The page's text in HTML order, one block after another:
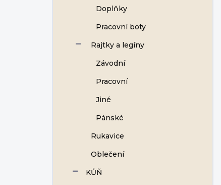
Doplňky
Pracovní boty
Rajtky a legíny
Závodní
Pracovní
Jiné
Pánské
Rukavice
Oblečení
KŮŇ